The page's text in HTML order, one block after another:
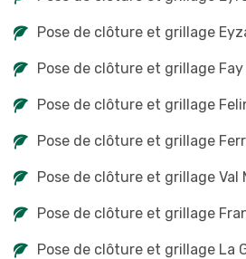
Pose de clôture et grillage
Pose de clôture et grillage Fay
Pose de clôture et grillage
Pose de clôture et grillage
Pose de clôture et grillage Val
Pose de clôture et grillage
Pose de clôture et grillage La